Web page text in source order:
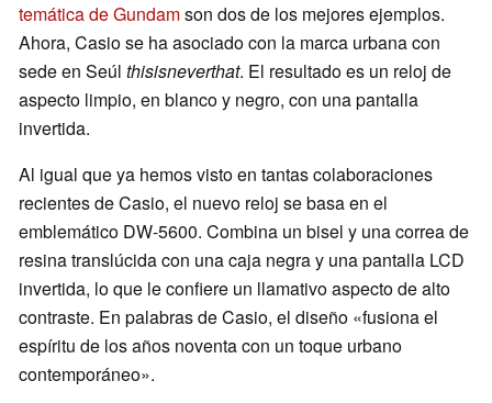
temática de Gundamson dos de los mejores ejemplos.
Ahora, Casio se ha asociado con la marca urbana con
sede en Seúl thisisneverthat. El resultado es un reloj de
aspecto limpio, en blanco y negro, con una pantalla
invertida.
Al igual que ya hemos visto en tantas colaboraciones
recientes de Casio, el nuevo reloj se basa en el
emblemático DW-5600. Combina un bisel y una correa de
resina translúcida con una caja negra y una pantalla LCD
invertida, lo que le confiere un llamativo aspecto de alto
contraste. En palabras de Casio, el diseño «fusiona el
espíritu de los años noventa con un toque urbano
contemporáneo».